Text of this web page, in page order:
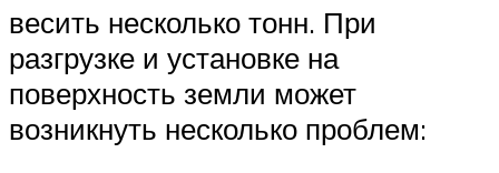
весить несколько тонн. При
разгрузке и установке на
поверхность земли может
возникнуть несколько проблем: